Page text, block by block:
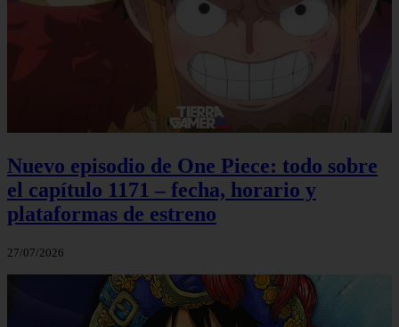
Nuevo episodio de One Piece: todo sobre
el capítulo 1171 – fecha, horario y
plataformas de estreno
27/07/2026